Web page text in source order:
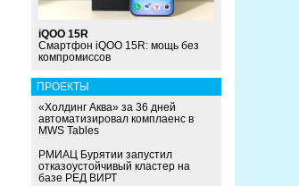
iQOO 15R
Смартфон iQOO 15R: мощь без
компромиссов
ПРОЕКТЫ
«Холдинг Аква» за 36 дней
автоматизировал комплаенс в
MWS Tables
РМИАЦ Бурятии запустил
отказоустойчивый кластер на
базе РЕД ВИРТ